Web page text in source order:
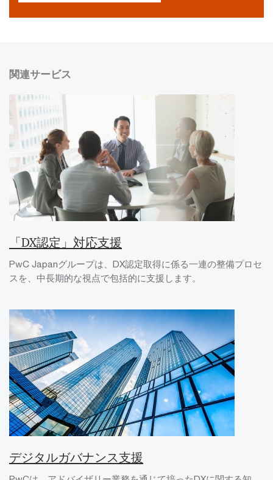
関連サービス
「DX認定」対応支援
PwC Japanグループは、DX認定取得に係る一連の整備プロセ
スを、中長期的な視点で包括的に支援します。
デジタルガバナンス支援